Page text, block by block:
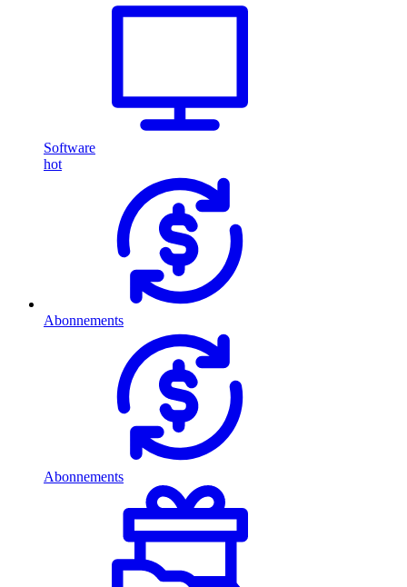
Software
hot
Abonnements
Abonnements